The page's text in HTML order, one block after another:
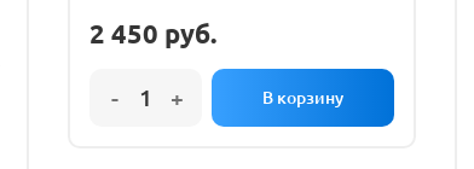
2 450 руб.